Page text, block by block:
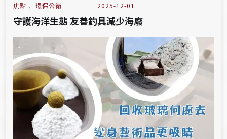
焦點 , 環保公衛 2025-12-01
守護海洋生態 友善釣具減少海廢